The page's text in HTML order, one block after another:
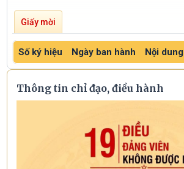
Giấy mời
Số ký hiệu Ngày ban hành Nội dung
Thông tin chỉ đạo, điều hành